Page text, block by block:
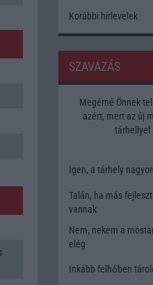
Korábbi hírlevelek
SZAVAZÁS
Megérné Önnek
azért, mert az új
tárhellyel
Igen, a tárhely
Talán, ha más
vannak
Nem, nekem a
elég
Inkább felhőben